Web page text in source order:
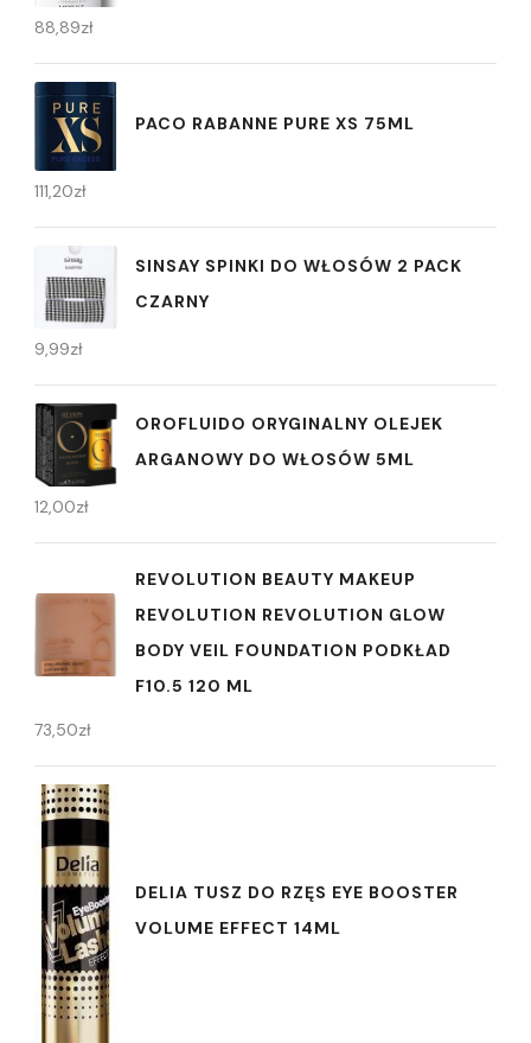
88,89zł
PACO RABANNE PURE XS 75ML
111,20zł
SINSAY SPINKI DO WŁOSÓW 2 PACK
CZARNY
9,99zł
OROFLUIDO ORYGINALNY OLEJEK
ARGANOWY DO WŁOSÓW 5ML
12,00zł
REVOLUTION BEAUTY MAKEUP
REVOLUTION REVOLUTION GLOW
BODY VEIL FOUNDATION PODKŁAD
F10.5 120 ML
73,50zł
DELIA TUSZ DO RZĘS EYE BOOSTER
VOLUME EFFECT 14ML